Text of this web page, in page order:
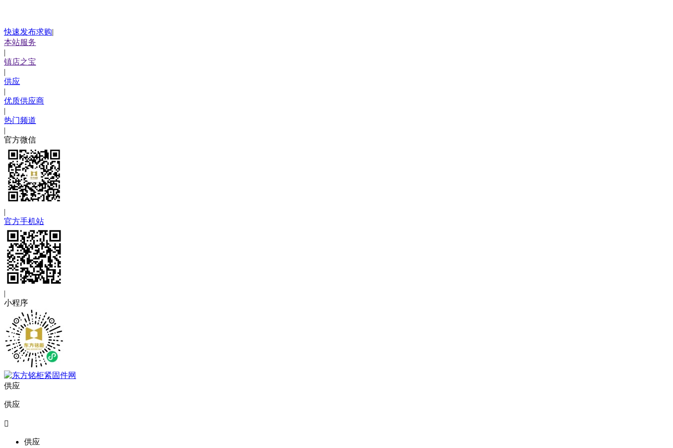
快速发布求购|
本站服务
|
镇店之宝
|
供应
|
优质供应商
|
热门频道
|
官方微信
|
官方手机站
|
小程序
供应
供应

供应